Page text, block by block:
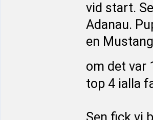
vid start.
Adanau.
en
om det var
top 4 ialla